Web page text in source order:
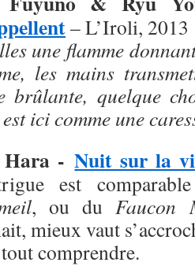
– L’Iroli, 2013
une flamme
les mains
brûlante, quelque
ici comme une
-Nuit sur la
est
, ou duFaucon
mieux vaut
comprendre.